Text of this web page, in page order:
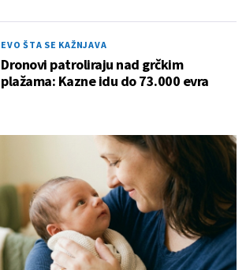
EVO ŠTA SE KAŽNJAVA
Dronovi patroliraju nad grčkim
plažama: Kazne idu do 73.000 evra